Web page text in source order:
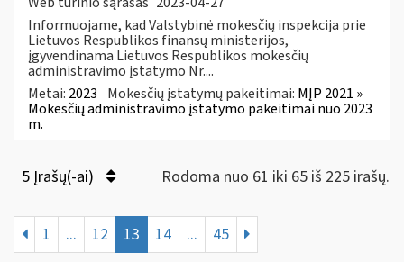
Informuojame, kad Valstybinė mokesčių inspekcija prie
Lietuvos Respublikos finansų ministerijos,
įgyvendinama Lietuvos Respublikos mokesčių
administravimo įstatymo Nr....
Metai: 2023 Mokesčių įstatymų pakeitimai: MĮP 2021 »
Mokesčių administravimo įstatymo pakeitimai nuo 2023
m.
5 Įrašų(-ai) Rodoma nuo 61 iki 65 iš 225 irašų.
1 ... 12 13 14 ... 45